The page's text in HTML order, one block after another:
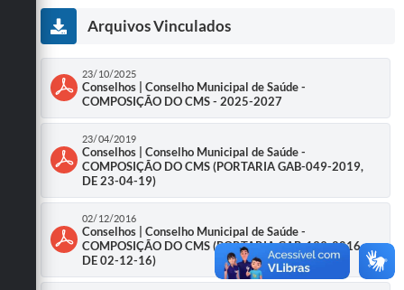
Conselho Tutelar.
Carta de Serviços
Emprega
Agenda
Galeria de Fotos
Galeria de Vídeos
Arquivos Vinculados
23/10/2025
Conselhos | Conselho Municipal de Saúde -
COMPOSIÇÃO DO CMS - 2025-2027
23/04/2019
Conselhos | Conselho Municipal de Saúde -
COMPOSIÇÃO DO CMS (PORTARIA GAB-049-2019,
DE 23-04-19)
02/12/2016
Conselhos | Conselho Municipal de Saúde -
COMPOSIÇÃO DO CMS (PORTARIA GAB-139-2016,
DE 02-12-16)